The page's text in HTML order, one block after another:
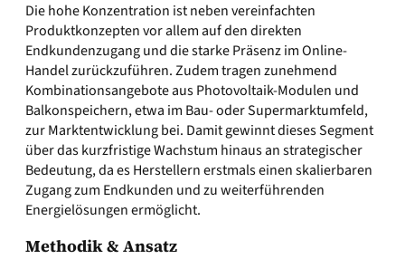
Die hohe Konzentration ist neben vereinfachten
Produktkonzepten vor allem auf den direkten
Endkundenzugang und die starke Präsenz im Online-
Handel zurückzuführen. Zudem tragen zunehmend
Kombinationsangebote aus Photovoltaik-Modulen und
Balkonspeichern, etwa im Bau- oder Supermarktumfeld,
zur Marktentwicklung bei. Damit gewinnt dieses Segment
über das kurzfristige Wachstum hinaus an strategischer
Bedeutung, da es Herstellern erstmals einen skalierbaren
Zugang zum Endkunden und zu weiterführenden
Energielösungen ermöglicht.
Methodik & Ansatz